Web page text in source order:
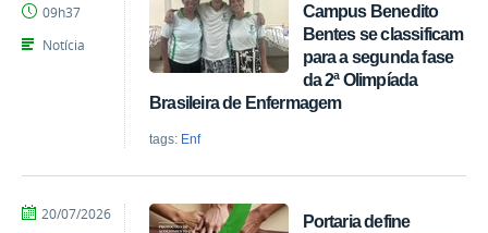
Campus Benedito
Bentes se classificam
para a segunda fase
da 2ª Olimpíada
Brasileira de Enfermagem
tags: Enf
Vicente
Santos
09h37
Notícia
Portaria define
por
publicado
20/07/2026